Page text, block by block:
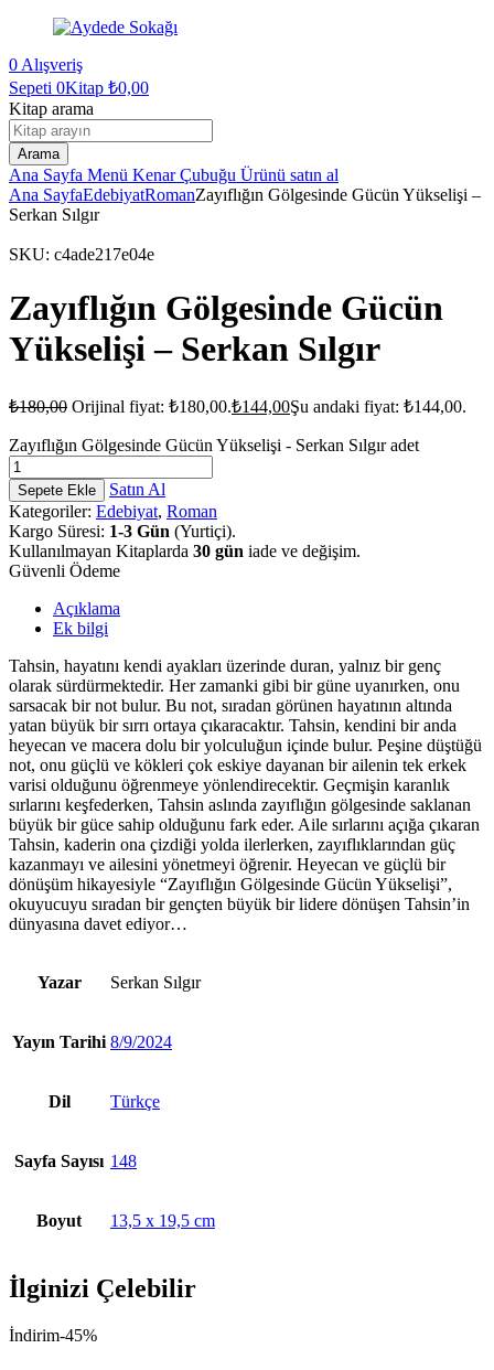
0 Alışveriş
Sepeti 0Kitap ₺0,00
Kitap arama
Arama
Ana Sayfa Menü Kenar Çubuğu Ürünü satın al
Ana SayfaEdebiyatRomanZayıflığın Gölgesinde Gücün Yükselişi –
Serkan Sılgır
SKU: c4ade217e04e
Zayıflığın Gölgesinde Gücün
Yükselişi – Serkan Sılgır
₺180,00 Orijinal fiyat: ₺180,00.₺144,00Şu andaki fiyat: ₺144,00.
Zayıflığın Gölgesinde Gücün Yükselişi - Serkan Sılgır adet
Sepete Ekle
Satın Al
Kategoriler: Edebiyat, Roman
Kargo Süresi: 1-3 Gün (Yurtiçi).
Kullanılmayan Kitaplarda 30 gün iade ve değişim.
Güvenli Ödeme
Açıklama
Ek bilgi
Tahsin, hayatını kendi ayakları üzerinde duran, yalnız bir genç
olarak sürdürmektedir. Her zamanki gibi bir güne uyanırken, onu
sarsacak bir not bulur. Bu not, sıradan görünen hayatının altında
yatan büyük bir sırrı ortaya çıkaracaktır. Tahsin, kendini bir anda
heyecan ve macera dolu bir yolculuğun içinde bulur. Peşine düştüğü
not, onu güçlü ve kökleri çok eskiye dayanan bir ailenin tek erkek
varisi olduğunu öğrenmeye yönlendirecektir. Geçmişin karanlık
sırlarını keşfederken, Tahsin aslında zayıflığın gölgesinde saklanan
büyük bir güce sahip olduğunu fark eder. Aile sırlarını açığa çıkaran
Tahsin, kaderin ona çizdiği yolda ilerlerken, zayıflıklarından güç
kazanmayı ve ailesini yönetmeyi öğrenir. Heyecan ve güçlü bir
dönüşüm hikayesiyle “Zayıflığın Gölgesinde Gücün Yükselişi”,
okuyucuyu sıradan bir gençten büyük bir lidere dönüşen Tahsin’in
dünyasına davet ediyor…
Yazar Serkan Sılgır
Yayın Tarihi 8/9/2024
Dil Türkçe
Sayfa Sayısı 148
Boyut 13,5 x 19,5 cm
İlginizi Çelebilir
İndirim-45%